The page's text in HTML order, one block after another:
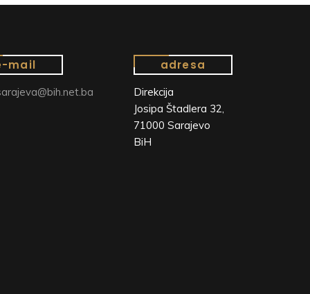
mail adresa
Direkcija
Josipa Štadlera 32,
71000 Sarajevo
BiH